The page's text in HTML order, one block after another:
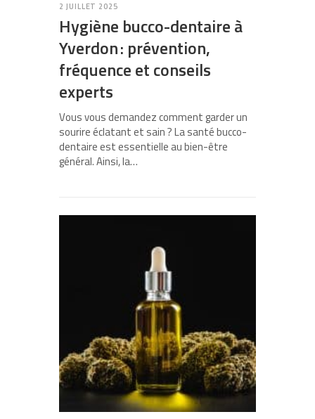
2 JUILLET 2025
Hygiène bucco-dentaire à
Yverdon : prévention,
fréquence et conseils
experts
Vous vous demandez comment garder un
sourire éclatant et sain ? La santé bucco-
dentaire est essentielle au bien-être
général. Ainsi, la…